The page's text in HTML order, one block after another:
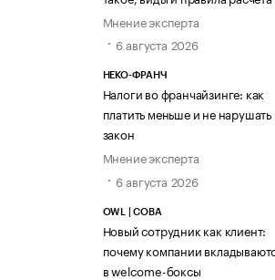
Мнение эксперта
6 августа 2026
НЕКО-ФРАНЧ
Налоги во франчайзинге: как
платить меньше и не нарушать
закон
Мнение эксперта
6 августа 2026
OWL | СОВА
Новый сотрудник как клиент:
почему компании
в welcome-боксы